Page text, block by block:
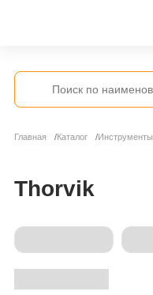
Главная Каталог Инструменты
Thorvik